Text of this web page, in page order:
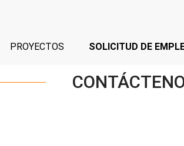
PROYECTOS SOLICITUD DE